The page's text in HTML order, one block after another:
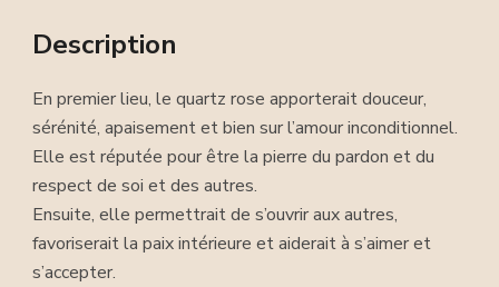
Description
En premier lieu, le quartz rose apporterait douceur,
sérénité, apaisement et bien sur l’amour inconditionnel.
Elle est réputée pour être la pierre du pardon et du
respect de soi et des autres.
Ensuite, elle permettrait de s’ouvrir aux autres,
favoriserait la paix intérieure et aiderait à s’aimer et
s’accepter.